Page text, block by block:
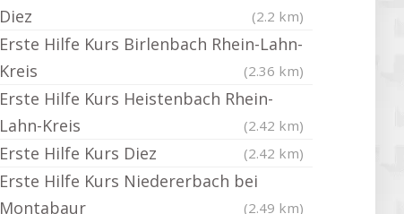
Diez
(2.2 km)
Erste Hilfe Kurs Birlenbach Rhein-Lahn-
Kreis
(2.36 km)
Erste Hilfe Kurs Heistenbach Rhein-
Lahn-Kreis
(2.42 km)
Erste Hilfe Kurs Diez (2.42 km)
Erste Hilfe Kurs Niedererbach bei
Montabaur
(2.49 km)